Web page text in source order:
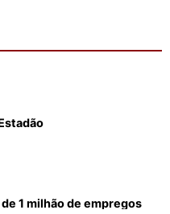
1 milhão de empregos